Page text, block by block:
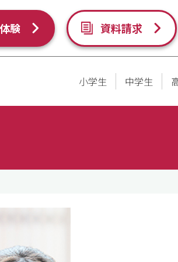
験 資料請求
小学生 中学生